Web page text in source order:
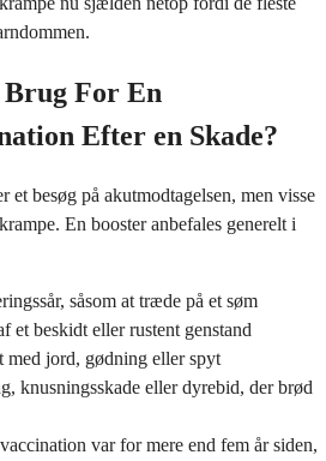
For En
Efter en Skade?
besøg på akutmodtagelsen, men visse
En booster anbefales generelt i
såsom at træde på et søm
et beskidt eller rustent genstand
med jord, gødning eller spyt
knusningsskade eller dyrebid, der brød
var for mere end fem år siden,